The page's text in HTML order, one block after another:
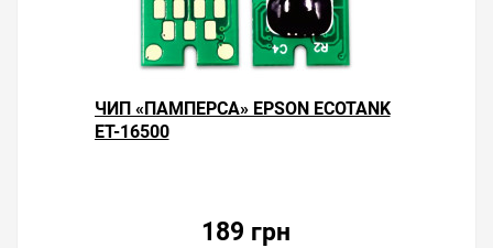
ЧИП «ПАМПЕРСА» EPSON ECOTANK
ET-16500
189 грн